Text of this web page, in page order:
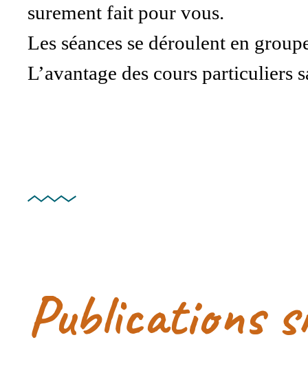
surement fait pour vous.
Les séances se déroulent en
L’avantage des cours particuliers
Publications